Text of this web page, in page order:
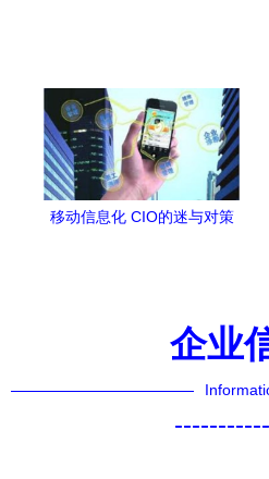
移动信息化 CIO的迷与对策
企业